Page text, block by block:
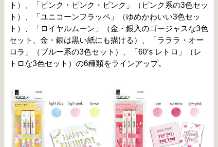
ト）、「ピンク・ピンク・ピンク」（ピンク系の3色セッ
ト）、「ユニコーンフラッペ」（ゆめかわいい3色セッ
ト）、「ロイヤルムーン」（金・銀入のゴージャスな3色
セット、金・銀は黒い紙にも描ける）、「ラララ・オー
ロラ」（ブルー系の3色セット）、「60’s レトロ」（レ
トロな3色セット）の6種類をラインアップ。